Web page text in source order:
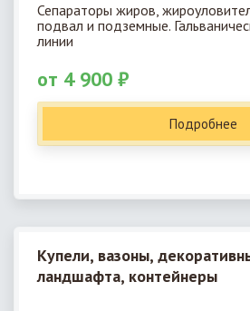
Сепараторы жиров,
подвал и подземные.
линии
от 4 900 ₽
Подробнее
Купели, вазоны,
ландшафта, контейнеры